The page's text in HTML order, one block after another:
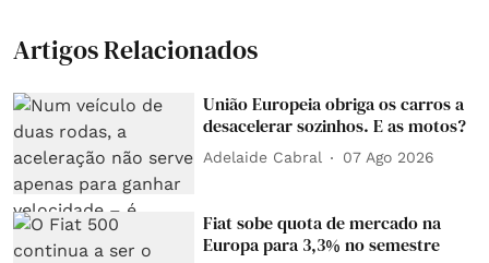
Artigos Relacionados
União Europeia obriga os carros a
desacelerar sozinhos. E as motos?
Adelaide Cabral 07 Ago 2026
Fiat sobe quota de mercado na
Europa para 3,3% no semestre